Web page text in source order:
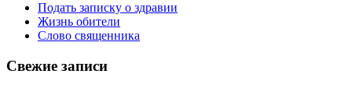
Подать записку о здравии
Жизнь обители
Слово священника
Свежие записи